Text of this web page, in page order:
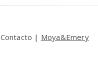
Contacto | Moya&Emery